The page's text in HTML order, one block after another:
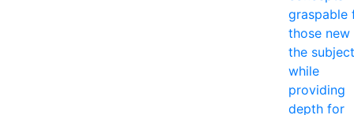
graspable
those
the subject
while
providing
depth for